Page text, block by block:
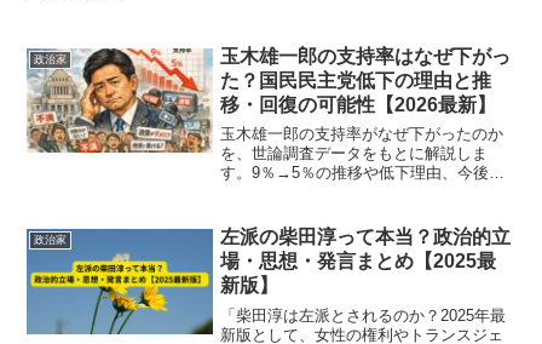
政治家
玉木雄一郎の支持率はなぜ下がっ
た？国民民主党低下の理由と推
移・回復の可能性【2026最新】
玉木雄一郎の支持率がなぜ下がったのか
を、世論調査データをもとに解説しま
す。9％→5％の推移や低下理由、今後の
政治家
左派の柴田淳って本当？政治的立
場・思想・発言まとめ【2025最
新版】
「柴田淳は左派とされるのか？2025年最
新版として、女性の権利やトランスジェ